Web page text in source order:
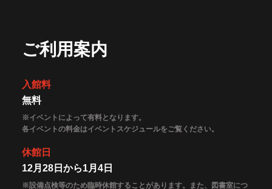
ご利用案内
入館料
無料
※イベントによって有料となります。
各イベントの料金はイベントスケジュールをご覧ください。
休館日
12月28日から1月4日
※設備点検等のため臨時休館することがあります。また、図書室につ